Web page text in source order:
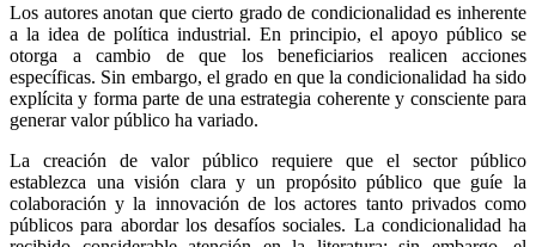
Los autores anotan que cierto grado de condicionalidad es inherente
a la idea de política industrial. En principio, el apoyo público se
otorga a cambio de que los beneficiarios realicen acciones
específicas. Sin embargo, el grado en que la condicionalidad ha sido
explícita y forma parte de una estrategia coherente y consciente para
generar valor público ha variado.
La creación de valor público requiere que el sector público
establezca una visión clara y un propósito público que guíe la
colaboración y la innovación de los actores tanto privados como
públicos para abordar los desafíos sociales. La condicionalidad ha